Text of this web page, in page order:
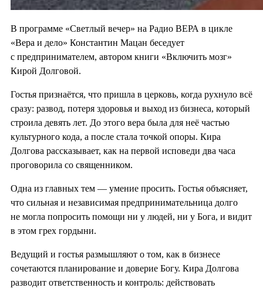
В программе «Светлый вечер» на Радио ВЕРА в цикле
«Вера и дело» Константин Мацан беседует
с предпринимателем, автором книги «Включить мозг»
Кирой Долговой.
Гостья признаётся, что пришла в церковь, когда рухнуло всё
сразу: развод, потеря здоровья и выход из бизнеса, который
строила девять лет. До этого вера была для неё частью
культурного кода, а после стала точкой опоры. Кира
Долгова рассказывает, как на первой исповеди два часа
проговорила со священником.
Одна из главных тем — умение просить. Гостья объясняет,
что сильная и независимая предпринимательница долго
не могла попросить помощи ни у людей, ни у Бога, и видит
в этом грех гордыни.
Ведущий и гостья размышляют о том, как в бизнесе
сочетаются планирование и доверие Богу. Кира Долгова
разводит ответственность и контроль: действовать